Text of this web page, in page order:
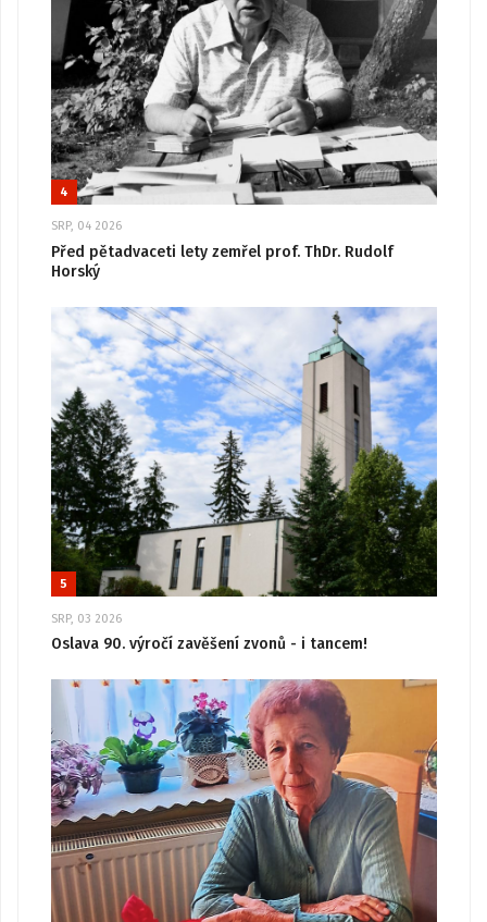
4
SRP, 04 2026
Před pětadvaceti lety zemřel prof. ThDr. Rudolf
Horský
5
SRP, 03 2026
Oslava 90. výročí zavěšení zvonů - i tancem!